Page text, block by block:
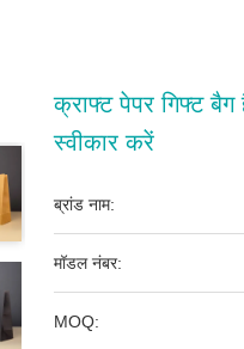
क्राफ्ट पेपर गिफ्ट
स्वीकार करें
ब्रांड नाम:
मॉडल नंबर:
MOQ: